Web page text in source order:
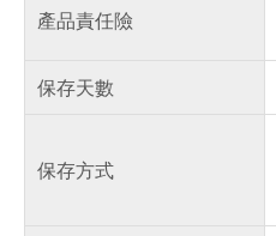
產品責任險
保存天數
保存方式